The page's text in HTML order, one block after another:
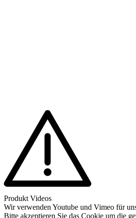
Produkt Videos
Wir verwenden Youtube und Vimeo für
Bitte akzeptieren Sie das Cookie um die